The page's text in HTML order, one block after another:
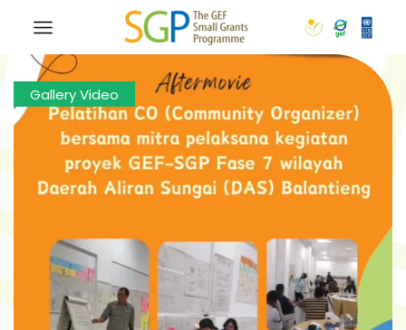
Gallery Video